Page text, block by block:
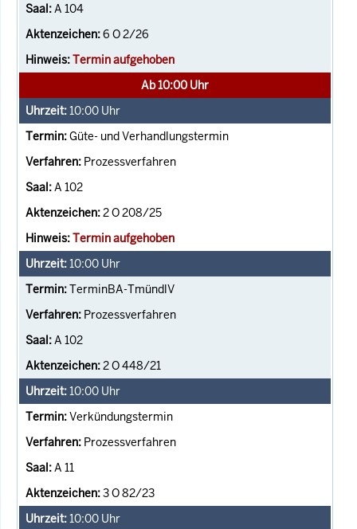
A 104
6 O 2/26
Termin aufgehoben
Ab 10:00 Uhr
10:00 Uhr
Güte- und Verhandlungstermin
Prozessverfahren
A 102
2 O 208/25
Termin aufgehoben
10:00 Uhr
TerminBA-TmündlV
Prozessverfahren
A 102
2 O 448/21
10:00 Uhr
Verkündungstermin
Prozessverfahren
A 11
3 O 82/23
10:00 Uhr